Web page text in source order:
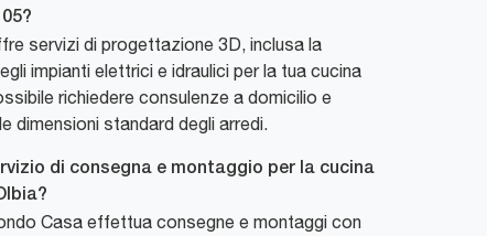
servizi di progettazione 3D, inclusa la
impianti elettrici e idraulici per la tua cucina
richiedere consulenze a domicilio e
dimensioni standard degli arredi.
di consegna e montaggio per la cucina
Casa effettua consegne e montaggi con